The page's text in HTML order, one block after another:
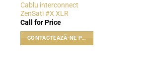
Cablu interconnect
ZenSati #X XLR
Call for Price
CONTACTEAZĂ-NE PENTRU PREȚ